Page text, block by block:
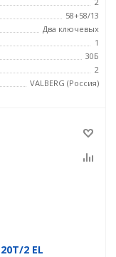
58+58/13
Два ключевых
1
30Б
2
VALBERG (Россия)
2 EL